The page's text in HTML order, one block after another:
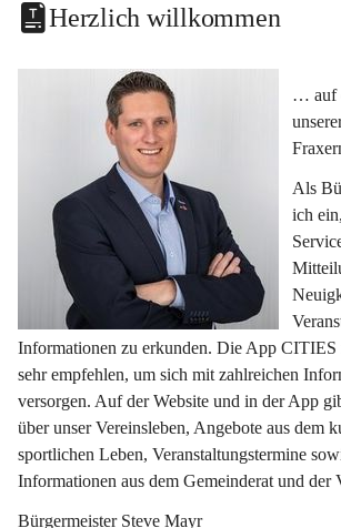
Herzlich willkommen
… auf
Als
ich
Informationen zu erkunden. Die App CITIES
sehr empfehlen, um sich mit zahlreichen
versorgen. Auf der Website und in der App
über unser Vereinsleben, Angebote aus dem
sportlichen Leben, Veranstaltungstermine
Informationen aus dem Gemeinderat und der
Bürgermeister Steve Mayr